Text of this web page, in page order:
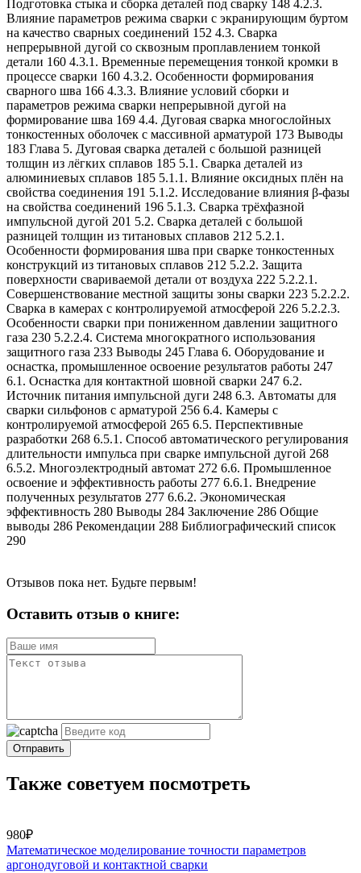
Подготовка стыка и сборка деталей под сварку 148 4.2.3.
Влияние параметров режима сварки с экранирующим буртом
на качество сварных соединений 152 4.3. Сварка
непрерывной дугой со сквозным проплавлением тонкой
детали 160 4.3.1. Временные перемещения тонкой кромки в
процессе сварки 160 4.3.2. Особенности формирования
сварного шва 166 4.3.3. Влияние условий сборки и
параметров режима сварки непрерывной дугой на
формирование шва 169 4.4. Дуговая сварка многослойных
тонкостенных оболочек с массивной арматурой 173 Выводы
183 Глава 5. Дуговая сварка деталей с большой разницей
толщин из лёгких сплавов 185 5.1. Сварка деталей из
алюминиевых сплавов 185 5.1.1. Влияние оксидных плён на
свойства соединения 191 5.1.2. Исследование влияния β-фазы
на свойства соединений 196 5.1.3. Сварка трёхфазной
импульсной дугой 201 5.2. Сварка деталей с большой
разницей толщин из титановых сплавов 212 5.2.1.
Особенности формирования шва при сварке тонкостенных
конструкций из титановых сплавов 212 5.2.2. Защита
поверхности свариваемой детали от воздуха 222 5.2.2.1.
Совершенствование местной защиты зоны сварки 223 5.2.2.2.
Сварка в камерах с контролируемой атмосферой 226 5.2.2.3.
Особенности сварки при пониженном давлении защитного
газа 230 5.2.2.4. Система многократного использования
защитного газа 233 Выводы 245 Глава 6. Оборудование и
оснастка, промышленное освоение результатов работы 247
6.1. Оснастка для контактной шовной сварки 247 6.2.
Источник питания импульсной дуги 248 6.3. Автоматы для
сварки сильфонов с арматурой 256 6.4. Камеры с
контролируемой атмосферой 265 6.5. Перспективные
разработки 268 6.5.1. Способ автоматического регулирования
длительности импульса при сварке импульсной дугой 268
6.5.2. Многоэлектродный автомат 272 6.6. Промышленное
освоение и эффективность работы 277 6.6.1. Внедрение
полученных результатов 277 6.6.2. Экономическая
эффективность 280 Выводы 284 Заключение 286 Общие
выводы 286 Рекомендации 288 Библиографический список
290
Отзывов пока нет. Будьте первым!
Оставить отзыв о книге:
Отправить
Также советуем посмотреть
980₽
Математическое моделирование точности параметров
аргонодуговой и контактной сварки